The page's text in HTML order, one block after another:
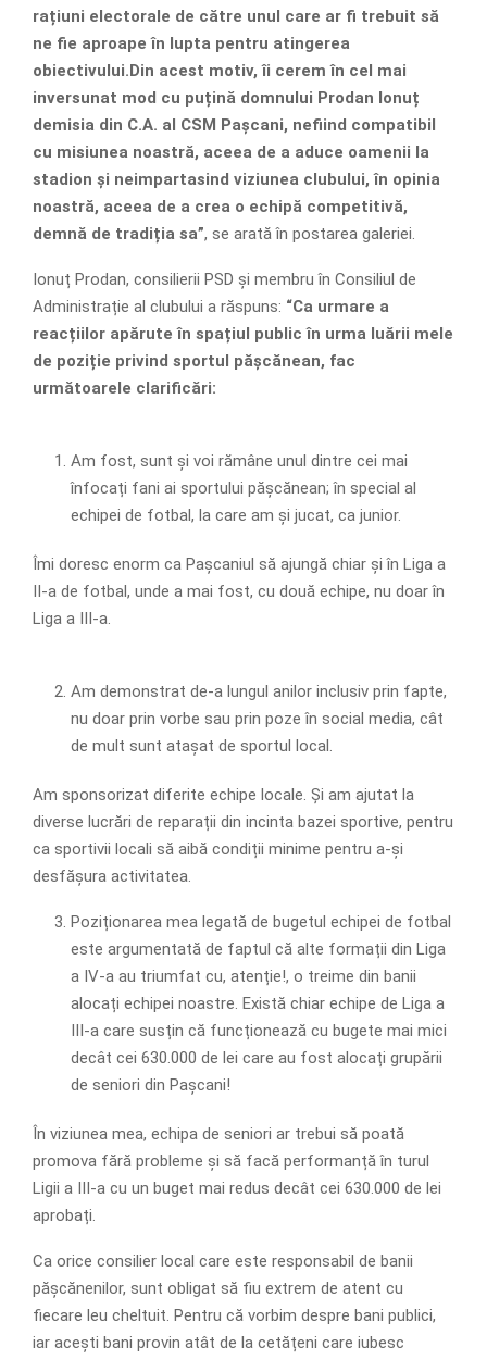
rațiuni electorale de către unul care ar fi trebuit să
ne fie aproape în lupta pentru atingerea
obiectivului.Din acest motiv, îi cerem în cel mai
inversunat mod cu puțină domnului Prodan Ionuț
demisia din C.A. al CSM Pașcani, nefiind compatibil
cu misiunea noastră, aceea de a aduce oamenii la
stadion și neimpartasind viziunea clubului, în opinia
noastră, aceea de a crea o echipă competitivă,
demnă de tradiția sa”, se arată în postarea galeriei.
Ionuț Prodan, consilierii PSD și membru în Consiliul de
Administrație al clubului a răspuns: “Ca urmare a
reacțiilor apărute în spațiul public în urma luării mele
de poziție privind sportul pășcănean, fac
următoarele clarificări:
Am fost, sunt și voi rămâne unul dintre cei mai
înfocați fani ai sportului pășcănean; în special al
echipei de fotbal, la care am și jucat, ca junior.
Îmi doresc enorm ca Pașcaniul să ajungă chiar și în Liga a
II-a de fotbal, unde a mai fost, cu două echipe, nu doar în
Liga a III-a.
Am demonstrat de-a lungul anilor inclusiv prin fapte,
nu doar prin vorbe sau prin poze în social media, cât
de mult sunt atașat de sportul local.
Am sponsorizat diferite echipe locale. Și am ajutat la
diverse lucrări de reparații din incinta bazei sportive, pentru
ca sportivii locali să aibă condiții minime pentru a-și
desfășura activitatea.
Poziționarea mea legată de bugetul echipei de fotbal
este argumentată de faptul că alte formații din Liga
a IV-a au triumfat cu, atenție!, o treime din banii
alocați echipei noastre. Există chiar echipe de Liga a
III-a care susțin că funcționează cu bugete mai mici
decât cei 630.000 de lei care au fost alocați grupării
de seniori din Pașcani!
În viziunea mea, echipa de seniori ar trebui să poată
promova fără probleme și să facă performanță în turul
Ligii a III-a cu un buget mai redus decât cei 630.000 de lei
aprobați.
Ca orice consilier local care este responsabil de banii
pășcănenilor, sunt obligat să fiu extrem de atent cu
fiecare leu cheltuit. Pentru că vorbim despre bani publici,
iar acești bani provin atât de la cetățeni care iubesc